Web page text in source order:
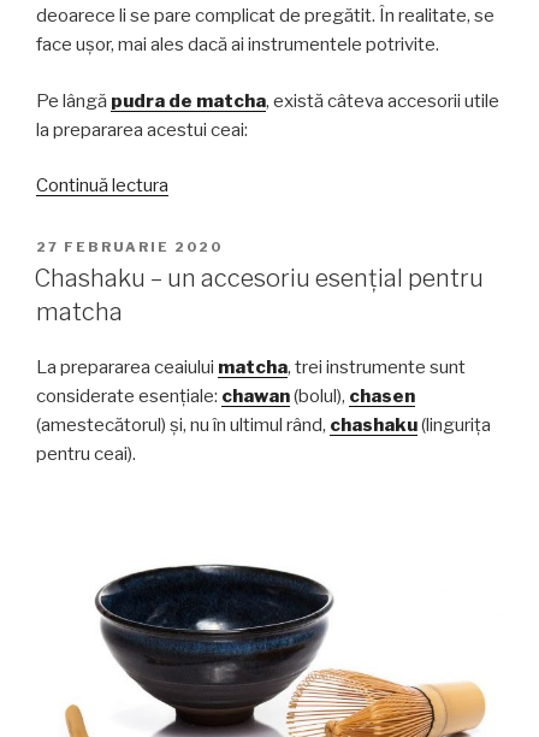
deoarece li se pare complicat de pregătit. În realitate, se
face ușor, mai ales dacă ai instrumentele potrivite.
Pe lângă pudra de matcha, există câteva accesorii utile
la prepararea acestui ceai:
Continuă lectura
pentru
prepararea
PUBLICAT
PE
27 FEBRUARIE 2020
Chashaku – un accesoriu esențial pentru
matcha
La prepararea ceaiului matcha, trei instrumente sunt
considerate esențiale: chawan(bolul), chasen
(amestecătorul) și, nu în ultimul rând, chashaku(lingurița
pentru ceai).